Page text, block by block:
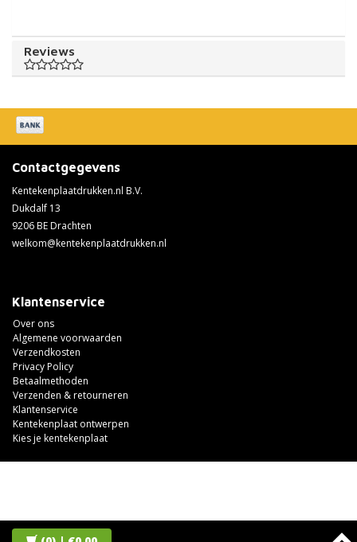
Reviews
Contactgegevens
Kentekenplaatdrukken.nl B.V.
Dukdalf 13
9206 BE Drachten
welkom@kentekenplaatdrukken.nl
Klantenservice
Over ons
Algemene voorwaarden
Verzendkosten
Privacy Policy
Betaalmethoden
Verzenden & retourneren
Klantenservice
Kentekenplaat ontwerpen
Kies je kentekenplaat